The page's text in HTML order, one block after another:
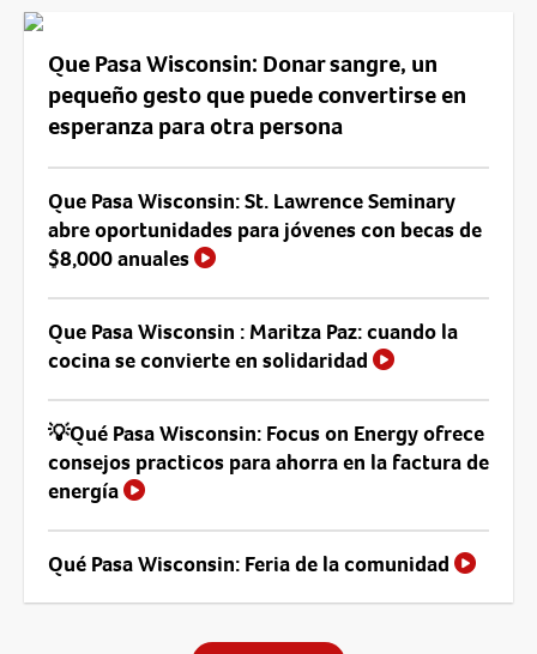
Que Pasa Wisconsin: Donar sangre, un
pequeño gesto que puede convertirse en
esperanza para otra persona
Que Pasa Wisconsin: St. Lawrence Seminary
abre oportunidades para jóvenes con becas de
$8,000 anuales
Que Pasa Wisconsin : Maritza Paz: cuando la
cocina se convierte en solidaridad
💡Qué Pasa Wisconsin: Focus on Energy ofrece
consejos practicos para ahorra en la factura de
energía
Qué Pasa Wisconsin: Feria de la comunidad